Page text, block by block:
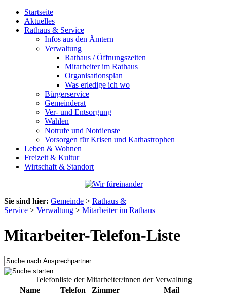
Startseite
Aktuelles
Rathaus & Service
Infos aus den Ämtern
Verwaltung
Rathaus / Öffnungszeiten
Mitarbeiter im Rathaus
Organisationsplan
Was erledige ich wo
Bürgerservice
Gemeinderat
Ver- und Entsorgung
Wahlen
Notrufe und Notdienste
Vorsorgen für Krisen und Kathastrophen
Leben & Wohnen
Freizeit & Kultur
Wirtschaft & Standort
Sie sind hier: Gemeinde > Rathaus &
Service > Verwaltung > Mitarbeiter im Rathaus
Mitarbeiter-Telefon-Liste
Telefonliste der Mitarbeiter/innen der Verwaltung
Name
Telefon Zimmer
Mail